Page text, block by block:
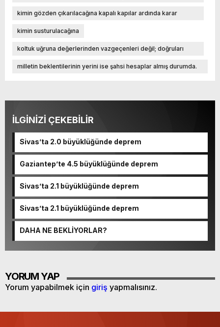
oluşturdukları çıkar düzenini ebedi zannedenler er ya da geç
kimin gözden çıkarılacağına kapalı kapılar ardında karar
veriliyor. Ne yazık ki bugün bazı çevrelerde liyakatın yerini
kimin susturulacağına
koltuk uğruna değerlerinden vazgeçenleri değil; doğruları
savunma cesareti gösterenleri hatırlar."
milletin beklentilerinin yerini ise şahsi hesaplar almış durumda.
İLGİNİZİ ÇEKEBİLİR
Sivas’ta 2.0 büyüklüğünde deprem
Gaziantep’te 4.5 büyüklüğünde deprem
Sivas’ta 2.1 büyüklüğünde deprem
Sivas’ta 2.1 büyüklüğünde deprem
DAHA NE BEKLİYORLAR?
YORUM YAP
Yorum yapabilmek için giriş yapmalısınız.